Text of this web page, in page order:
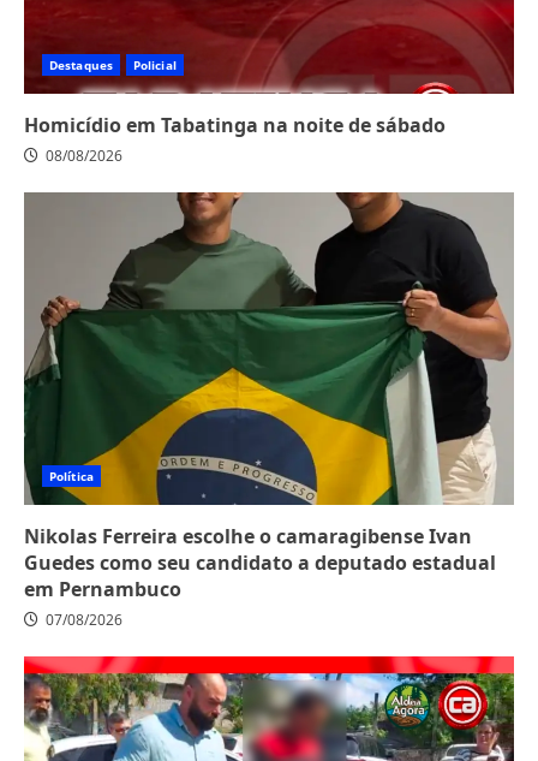
Destaques Policial
Homicídio em Tabatinga na noite de sábado
08/08/2026
Política
Nikolas Ferreira escolhe o camaragibense Ivan
Guedes como seu candidato a deputado estadual
em Pernambuco
07/08/2026